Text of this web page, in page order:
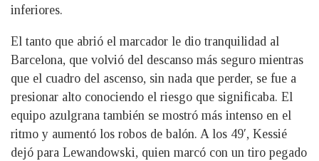
inferiores.
El tanto que abrió el marcador le dio tranquilidad al
Barcelona, que volvió del descanso más seguro mientras
que el cuadro del ascenso, sin nada que perder, se fue a
presionar alto conociendo el riesgo que significaba. El
equipo azulgrana también se mostró más intenso en el
ritmo y aumentó los robos de balón. A los 49′, Kessié
dejó para Lewandowski, quien marcó con un tiro pegado